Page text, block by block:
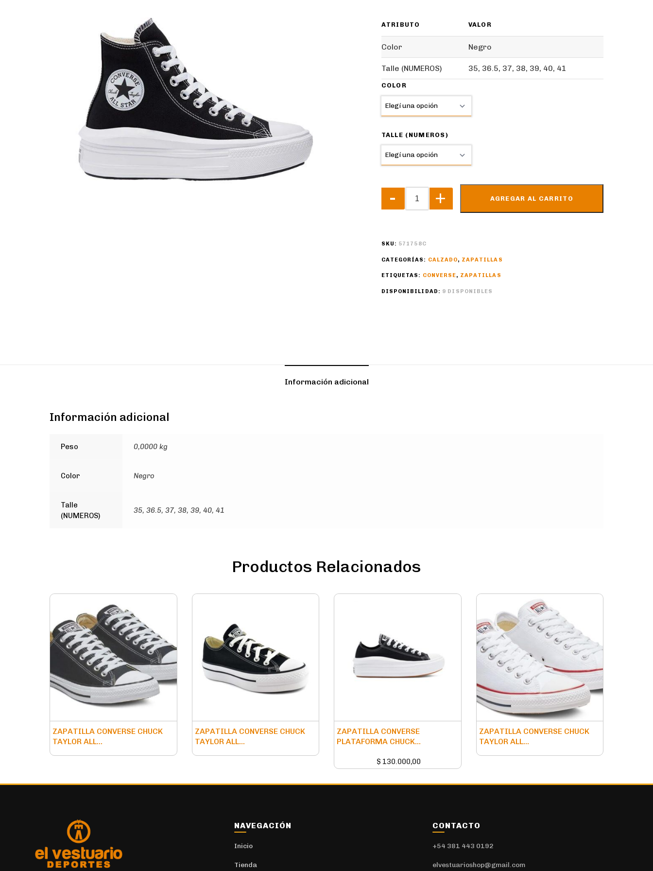
ATRIBUTO VALOR
Color Negro
Talle (NUMEROS) 35, 36.5, 37, 38, 39, 40, 41
COLOR
TALLE (NUMEROS)
AGREGAR AL CARRITO
SKU: 571758C
CATEGORÍAS: CALZADO, ZAPATILLAS
ETIQUETAS: CONVERSE, ZAPATILLAS
DISPONIBILIDAD: 9 DISPONIBLES
Información adicional
Información adicional
Peso 0,0000 kg
Color Negro
Talle
(NUMEROS)
35, 36.5, 37, 38, 39, 40, 41
Productos Relacionados
ZAPATILLA CONVERSE CHUCK
TAYLOR ALL...
ZAPATILLA CONVERSE CHUCK
TAYLOR ALL...
ZAPATILLA CONVERSE
PLATAFORMA CHUCK...
$ 130.000,00
ZAPATILLA CONVERSE CHUCK
TAYLOR ALL...
NAVEGACIÓN
Inicio
Tienda
CONTACTO
+54 381 443 0192
elvestuarioshop@gmail.com